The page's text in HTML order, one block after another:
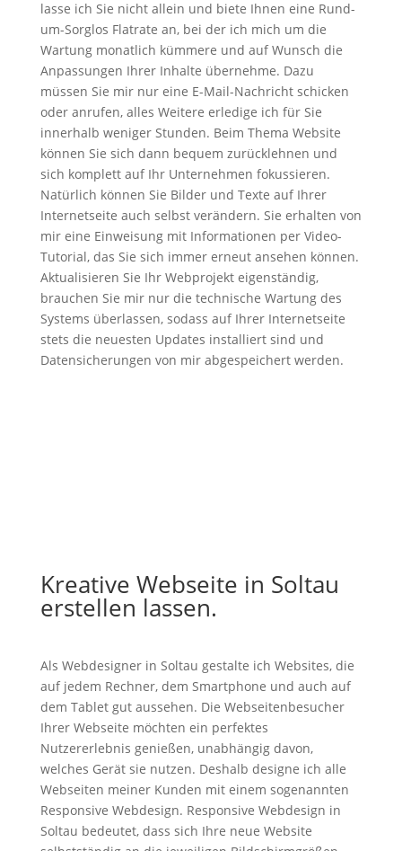
lasse ich Sie nicht allein und biete Ihnen eine Rund-
um-Sorglos Flatrate an, bei der ich mich um die
Wartung monatlich kümmere und auf Wunsch die
Anpassungen Ihrer Inhalte übernehme. Dazu
müssen Sie mir nur eine E-Mail-Nachricht schicken
oder anrufen, alles Weitere erledige ich für Sie
innerhalb weniger Stunden. Beim Thema Website
können Sie sich dann bequem zurücklehnen und
sich komplett auf Ihr Unternehmen fokussieren.
Natürlich können Sie Bilder und Texte auf Ihrer
Internetseite auch selbst verändern. Sie erhalten von
mir eine Einweisung mit Informationen per Video-
Tutorial, das Sie sich immer erneut ansehen können.
Aktualisieren Sie Ihr Webprojekt eigenständig,
brauchen Sie mir nur die technische Wartung des
Systems überlassen, sodass auf Ihrer Internetseite
stets die neuesten Updates installiert sind und
Datensicherungen von mir abgespeichert werden.
Kreative Webseite in Soltau
erstellen lassen.
Als Webdesigner in Soltau gestalte ich Websites, die
auf jedem Rechner, dem Smartphone und auch auf
dem Tablet gut aussehen. Die Webseitenbesucher
Ihrer Webseite möchten ein perfektes
Nutzererlebnis genießen, unabhängig davon,
welches Gerät sie nutzen. Deshalb designe ich alle
Webseiten meiner Kunden mit einem sogenannten
Responsive Webdesign. Responsive Webdesign in
Soltau bedeutet, dass sich Ihre neue Website